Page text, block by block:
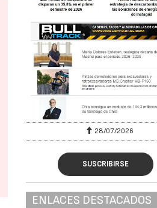
28/07/2026
SUSCRIBIRSE
ENLACES DESTACADOS